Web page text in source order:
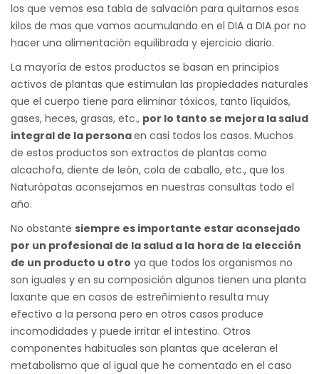
los que vemos esa tabla de salvación para quitarnos esos
kilos de mas que vamos acumulando en el DIA a DIA por no
hacer una alimentación equilibrada y ejercicio diario.
La mayoría de estos productos se basan en principios
activos de plantas que estimulan las propiedades naturales
que el cuerpo tiene para eliminar tóxicos, tanto líquidos,
gases, heces, grasas, etc., por lo tanto se mejora la salud
integral de la personaen casi todos los casos. Muchos
de estos productos son extractos de plantas como
alcachofa, diente de león, cola de caballo, etc., que los
Naturópatas aconsejamos en nuestras consultas todo el
año.
No obstante siempre es importante estar aconsejado
por un profesional de la salud a la hora de la elección
de un producto u otro ya que todos los organismos no
son iguales y en su composición algunos tienen una planta
laxante que en casos de estreñimiento resulta muy
efectivo a la persona pero en otros casos produce
incomodidades y puede irritar el intestino. Otros
componentes habituales son plantas que aceleran el
metabolismo que al igual que he comentado en el caso